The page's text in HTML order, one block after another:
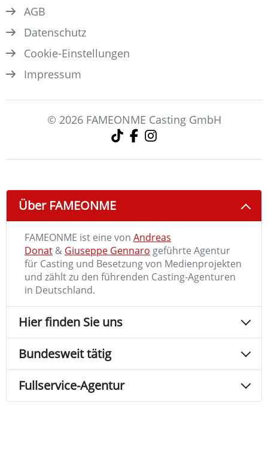
AGB
Datenschutz
Cookie-Einstellungen
Impressum
© 2026 FAMEONME Casting GmbH
Über FAMEONME
FAMEONME ist eine von Andreas
Donat & Giuseppe Gennaro geführte Agentur
für Casting und Besetzung von Medienprojekten
und zählt zu den führenden Casting-Agenturen
in Deutschland.
Hier finden Sie uns
Bundesweit tätig
Fullservice-Agentur